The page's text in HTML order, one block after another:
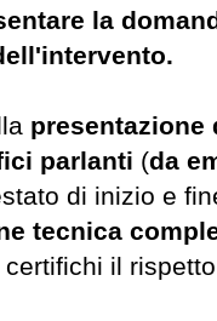
la
presentazione
parlanti (da
di inizio e
tecnica
il